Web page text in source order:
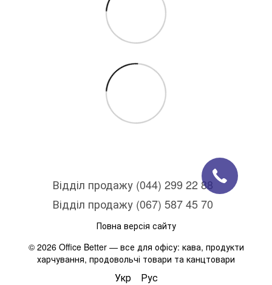
Відділ продажу (044) 299 22 88
Відділ продажу (067) 587 45 70
Повна версія сайту
© 2026 Office Better — все для офісу: кава, продукти
харчування, продовольчі товари та канцтовари
Укр Рус